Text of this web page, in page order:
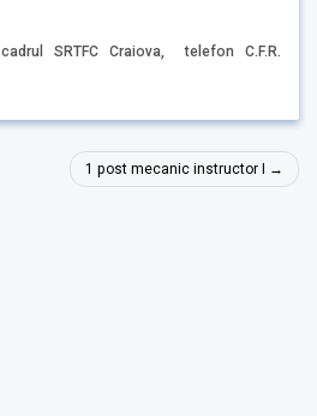
SRTFC Craiova, telefon C.F.R.
1 post mecanic instructor I